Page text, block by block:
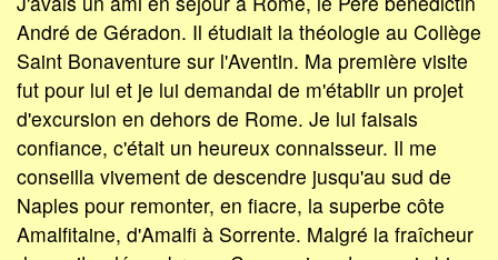
André de Géradon. Il étudiait la théologie au Collège
Saint Bonaventure sur l'Aventin. Ma première visite
fut pour lui et je lui demandai de m'établir un projet
d'excursion en dehors de Rome. Je lui faisais
confiance, c'était un heureux connaisseur. Il me
conseilla vivement de descendre jusqu'au sud de
Naples pour remonter, en fiacre, la superbe côte
Amalfitaine, d'Amalfi à Sorrente. Malgré la fraîcheur